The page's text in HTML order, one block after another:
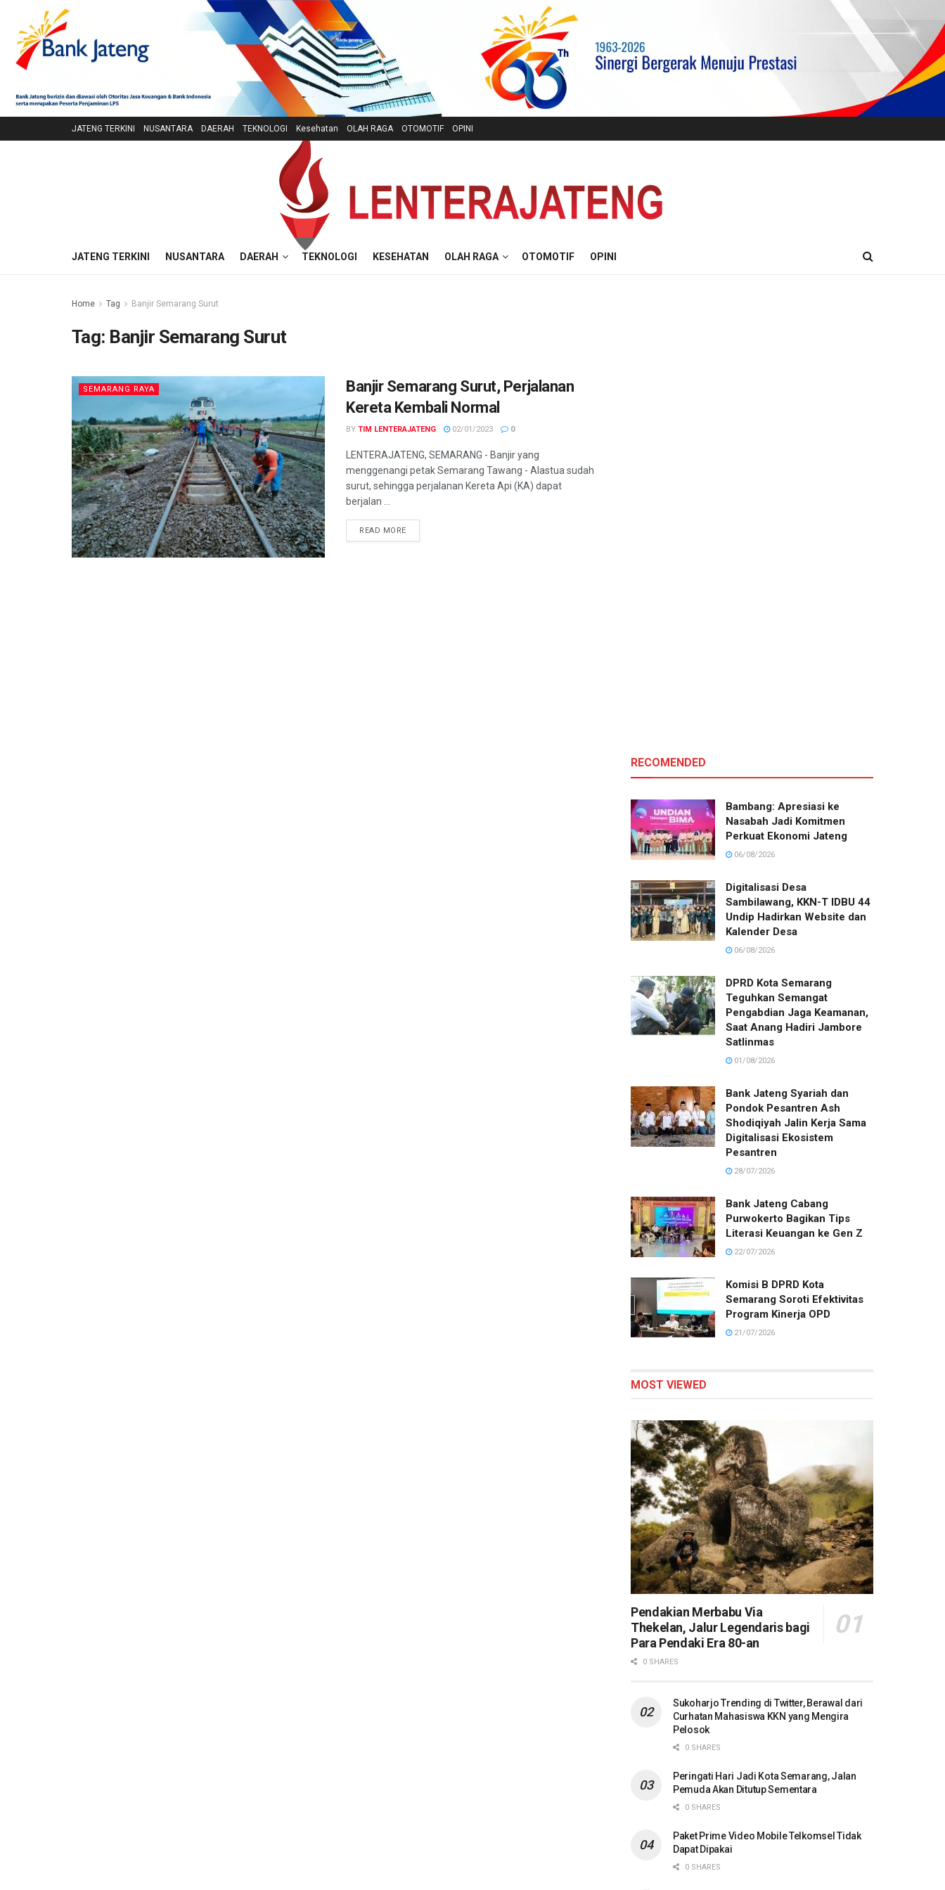
JATENG TERKINI NUSANTARA DAERAH TEKNOLOGI Kesehatan OLAH RAGA OTOMOTIF OPINI
JATENG TERKINI NUSANTARA DAERAH TEKNOLOGI KESEHATAN OLAH RAGA OTOMOTIF OPINI
Home Tag Banjir Semarang Surut
Tag: Banjir Semarang Surut
SEMARANG RAYA
Banjir Semarang Surut, Perjalanan
Kereta Kembali Normal
BY TIM LENTERAJATENG 02/01/2023 0
LENTERAJATENG, SEMARANG - Banjir yang
menggenangi petak Semarang Tawang - Alastua sudah
surut, sehingga perjalanan Kereta Api (KA) dapat
berjalan ...
READ MOREDETAILS
RECOMENDED
Bambang: Apresiasi ke
Nasabah Jadi Komitmen
Perkuat Ekonomi Jateng
06/08/2026
Digitalisasi Desa
Sambilawang, KKN-T IDBU 44
Undip Hadirkan Website dan
Kalender Desa
06/08/2026
DPRD Kota Semarang
Teguhkan Semangat
Pengabdian Jaga Keamanan,
Saat Anang Hadiri Jambore
Satlinmas
01/08/2026
Bank Jateng Syariah dan
Pondok Pesantren Ash
Shodiqiyah Jalin Kerja Sama
Digitalisasi Ekosistem
Pesantren
28/07/2026
Bank Jateng Cabang
Purwokerto Bagikan Tips
Literasi Keuangan ke Gen Z
22/07/2026
Komisi B DPRD Kota
Semarang Soroti Efektivitas
Program Kinerja OPD
21/07/2026
MOST VIEWED
Pendakian Merbabu Via
Thekelan, Jalur Legendaris bagi
Para Pendaki Era 80-an
0 SHARES
Sukoharjo Trending di Twitter, Berawal dari
Curhatan Mahasiswa KKN yang Mengira
Pelosok
0 SHARES
Peringati Hari Jadi Kota Semarang, Jalan
Pemuda Akan Ditutup Sementara
0 SHARES
Paket Prime Video Mobile Telkomsel Tidak
Dapat Dipakai
0 SHARES